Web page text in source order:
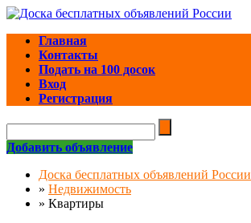
Главная
Контакты
Подать на 100 досок
Вход
Регистрация
Добавить объявление
Доска бесплатных объявлений России
» Недвижимость
» Квартиры